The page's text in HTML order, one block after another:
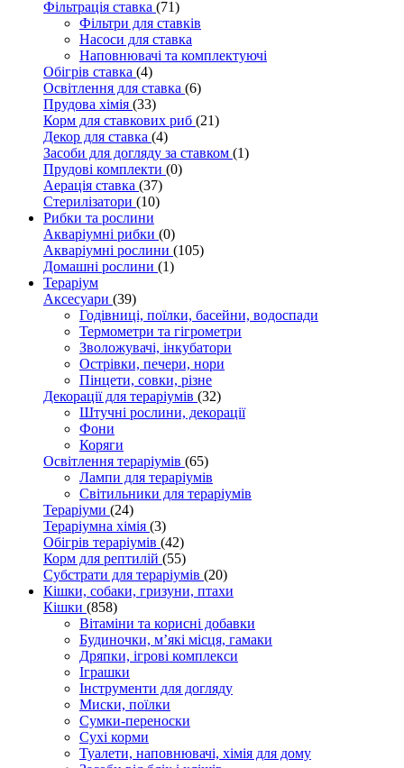
Фільтрація ставка (71)
Фільтри для ставків
Насоси для ставка
Наповнювачі та комплектуючі
Обігрів ставка (4)
Освітлення для ставка (6)
Прудова хімія (33)
Корм для ставкових риб (21)
Декор для ставка (4)
Засоби для догляду за ставком (1)
Прудові комплекти (0)
Аерація ставка (37)
Стерилізатори (10)
Рибки та рослини
Акваріумні рибки (0)
Акваріумні рослини (105)
Домашні рослини (1)
Тераріум
Аксесуари (39)
Годівниці, поїлки, басейни, водоспади
Термометри та гігрометри
Зволожувачі, інкубатори
Острівки, печери, нори
Пінцети, совки, різне
Декорації для тераріумів (32)
Штучні рослини, декорації
Фони
Коряги
Освітлення тераріумів (65)
Лампи для тераріумів
Світильники для тераріумів
Тераріуми (24)
Тераріумна хімія (3)
Обігрів тераріумів (42)
Корм для рептилій (55)
Субстрати для тераріумів (20)
Кішки, собаки, гризуни, птахи
Кішки (858)
Вітаміни та корисні добавки
Будиночки, м’які місця, гамаки
Дряпки, ігрові комплекси
Іграшки
Інструменти для догляду
Миски, поїлки
Сумки-переноски
Сухі корми
Туалети, наповнювачі, хімія для дому